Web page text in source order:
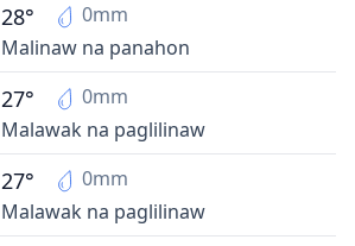
Malinaw na panahon
28° 0mm
Malawak na paglilinaw
27° 0mm
Malawak na paglilinaw
27° 0mm